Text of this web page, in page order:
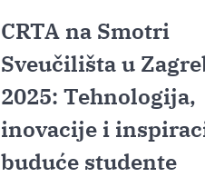
CRTA na Smotri
Sveučilišta u
2025: Tehnologija,
inovacije i
buduće studente